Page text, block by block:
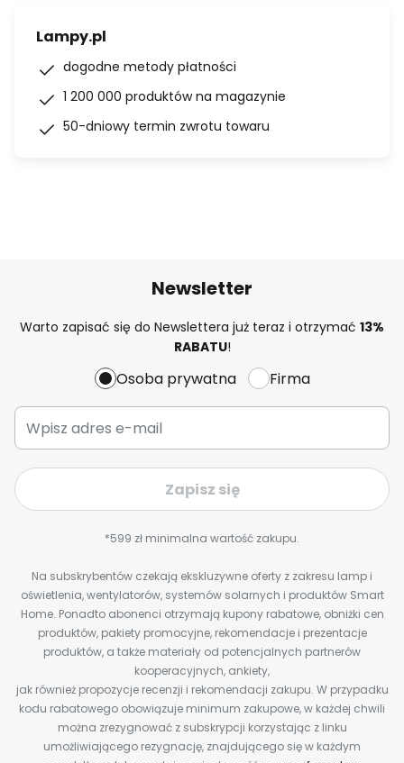
Lampy.pl
dogodne metody płatności
1 200 000 produktów na magazynie
50-dniowy termin zwrotu towaru
Newsletter
Warto zapisać się do Newslettera już teraz i otrzymać 13%
RABATU!
Osoba prywatna Firma
Zapisz się
*599 zł minimalna wartość zakupu.
Na subskrybentów czekają ekskluzywne oferty z zakresu lamp i
oświetlenia, wentylatorów, systemów solarnych i produktów Smart
Home. Ponadto abonenci otrzymają kupony rabatowe, obniżki cen
produktów, pakiety promocyjne, rekomendacje i prezentacje
produktów, a także materiały od potencjalnych partnerów
kooperacyjnych, ankiety,
jak również propozycje recenzji i rekomendacji zakupu. W przypadku
kodu rabatowego obowiązuje minimum zakupowe, w każdej chwili
można zrezygnować z subskrypcji korzystając z linku
umożliwiającego rezygnację, znajdującego się w każdym